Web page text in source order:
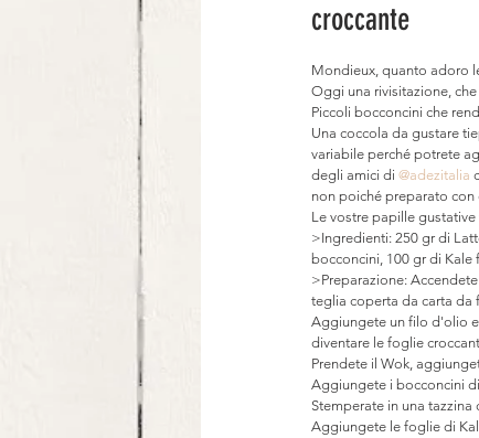
croccante
Mondieux, quanto adoro
Oggi una rivisitazione,
Piccoli bocconcini che
Una coccola da gustare
variabile perché potrete
degli amici di @adezitalia
non poiché preparato
Le vostre papille
>Ingredienti: 250 gr di
bocconcini, 100 gr di
>Preparazione:
teglia coperta da carta da
Aggiungete un filo d'olio
diventare le foglie
Prendete il Wok,
Aggiungete i bocconcini
Stemperate in una
Aggiungete le foglie di